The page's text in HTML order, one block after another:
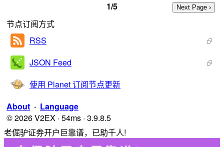
1/5
节点订阅方式
RSS
JSON Feed
使用 Planet 订阅节点更新
About · Language
© 2026 V2EX · 54ms · 3.9.8.5
老倔驴证券开户巨靠谱，已助千人!